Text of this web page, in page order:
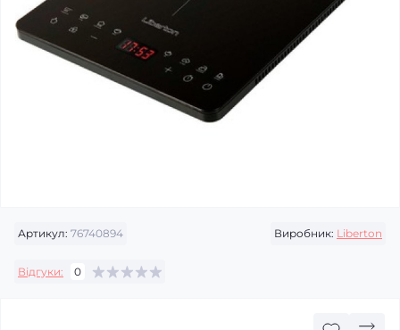
Артикул: 76740894 Виробник: Liberton
Відгуки: 0